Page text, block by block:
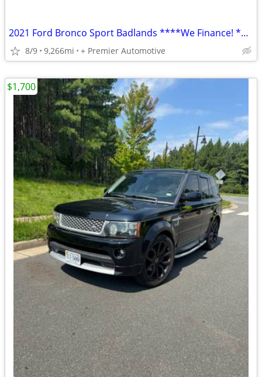
2021 Ford Bronco Sport Badlands ****We Finance! ****
8/9 9,266mi + Premier Automotive
$1,700